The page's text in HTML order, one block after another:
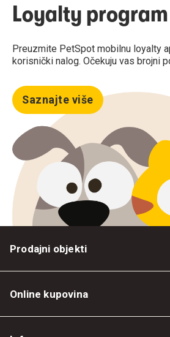
Loyalty program
Preuzmite PetSpot mobilnu loyalty
korisnički nalog. Očekuju vas brojni
Saznajte više
Prodajni objekti
Online kupovina